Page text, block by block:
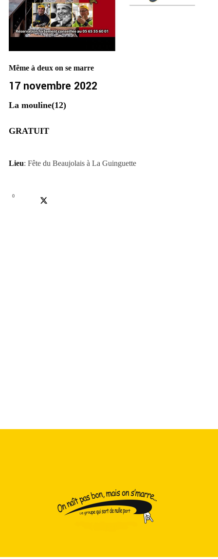
Même à deux on se marre
17 novembre 2022
La mouline(12)
GRATUIT
Lieu: Fête du Beaujolais à La Guinguette
0